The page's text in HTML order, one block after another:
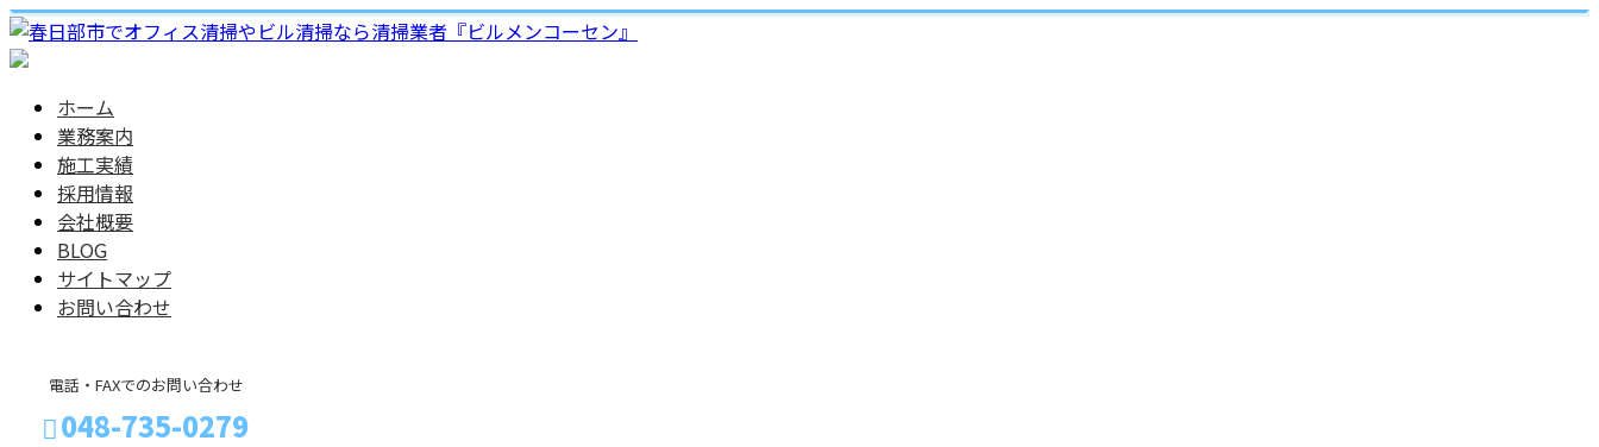
ホーム
業務案内
施工実績
採用情報
会社概要
BLOG
サイトマップ
お問い合わせ
電話・FAXでのお問い合わせ
048-735-0279